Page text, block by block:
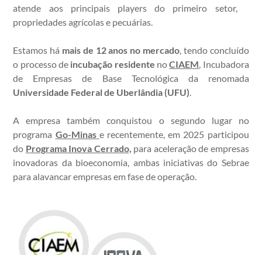
atende aos principais players do primeiro setor,
propriedades agrícolas e pecuárias.
Estamos há mais de 12 anos no mercado , tendo concluído
o processo de incubação residente noCIAEM , Incubadora
de Empresas de Base Tecnológica da renomada
Universidade Federal de Uberlândia (UFU)
A empresa também conquistou o segundo lugar no
programa Go-Minas e recentemente, em 2025 participou
do Programa Inova Cerrado, para aceleração de empresas
inovadoras da bioeconomia, ambas iniciativas do Sebrae
para alavancar empresas em fase de operação.